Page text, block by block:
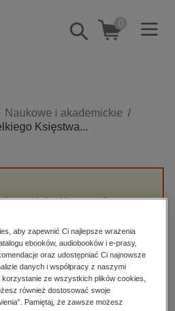
Pokaż/schowaj
wyszukiwarkę
0
wnętrz
technologie, informatyka
Naukowe i akademickie
Księstwa...
produkt „Kartografia
nie jest dostępny.
aby zapewnić Ci najlepsze wrażenia
ebooków, audiobooków i e-prasy,
oraz udostępniać Ci najnowsze
danych i współpracy z naszymi
ze wszystkich plików cookies,
również dostosować swoje
Pamiętaj, że zawsze możesz